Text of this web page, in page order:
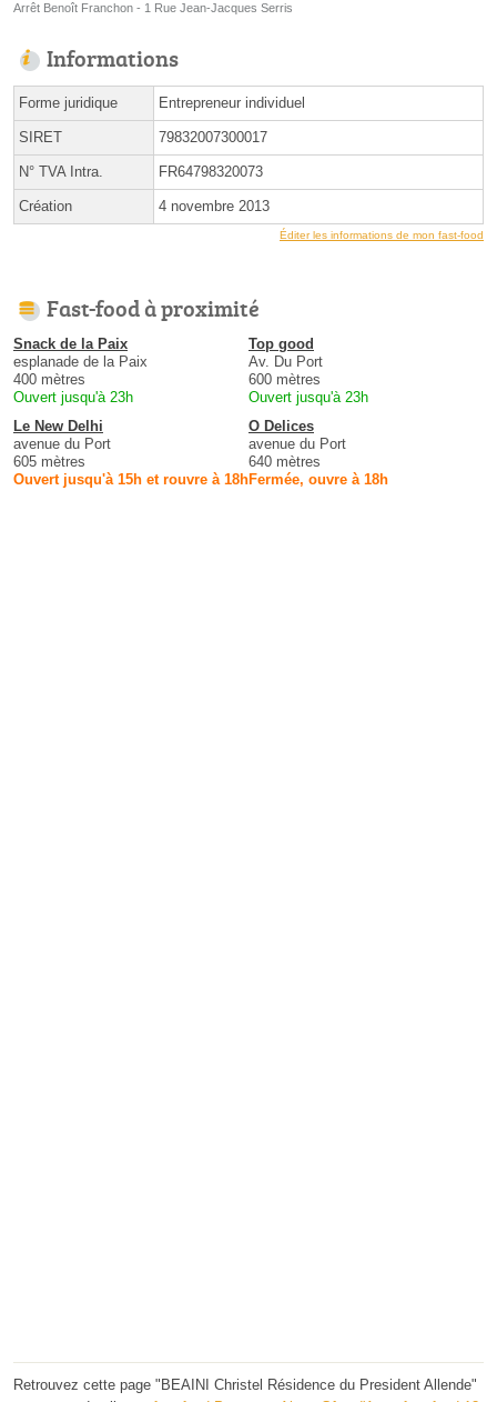
Arrêt Benoît Franchon - 1 Rue Jean-Jacques Serris
Informations
Forme juridique Entrepreneur individuel
SIRET 79832007300017
N° TVA Intra. FR64798320073
Création 4 novembre 2013
Éditer les informations de mon fast-food
Fast-food à proximité
Snack de la Paix
esplanade de la Paix
400 mètres
Ouvert jusqu'à 23h
Top good
Av. Du Port
600 mètres
Ouvert jusqu'à 23h
Le New Delhi
avenue du Port
605 mètres
Ouvert jusqu'à 15h et rouvre à 18h
O Delices
avenue du Port
640 mètres
Fermée, ouvre à 18h
Retrouvez cette page "BEAINI Christel Résidence du President Allende"